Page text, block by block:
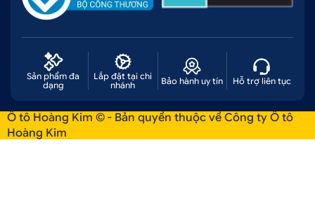
Sản phẩm đa
dạng
Lắp đặt tại chi
nhánh
Bảo hành uy tín Hỗ trợ liên tục
Ô tô Hoàng Kim © - Bản quyền thuộc về Công ty Ô tô
Hoàng Kim